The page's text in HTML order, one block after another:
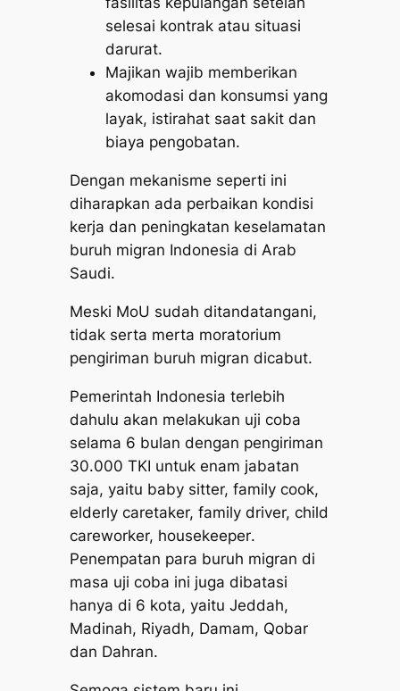
selesai kontrak atau situasi
darurat.
Majikan wajib memberikan
akomodasi dan konsumsi yang
layak, istirahat saat sakit dan
biaya pengobatan.
Dengan mekanisme seperti ini
diharapkan ada perbaikan kondisi
kerja dan peningkatan keselamatan
buruh migran Indonesia di Arab
Saudi.
Meski MoU sudah ditandatangani,
tidak serta merta moratorium
pengiriman buruh migran dicabut.
Pemerintah Indonesia terlebih
dahulu akan melakukan uji coba
selama 6 bulan dengan pengiriman
30.000 TKI untuk enam jabatan
saja, yaitu baby sitter, family cook,
elderly caretaker, family driver, child
careworker, housekeeper.
Penempatan para buruh migran di
masa uji coba ini juga dibatasi
hanya di 6 kota, yaitu Jeddah,
Madinah, Riyadh, Damam, Qobar
dan Dahran.